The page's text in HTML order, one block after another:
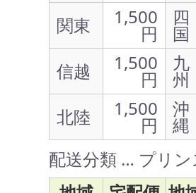
関東
1,500
円
四
国
信越
1,500
円
九
州
北陸
1,500
円
沖
縄
配送分類 … プリン